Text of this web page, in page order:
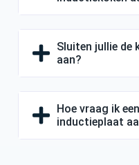
Sluiten jullie de
aan?
Hoe vraag ik
inductieplaat